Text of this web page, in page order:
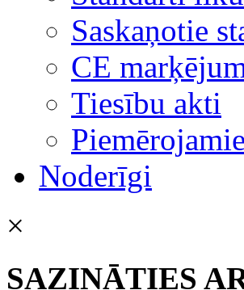
Saskaņotie
CE
Tiesību akti
Noderīgi
×
SAZINĀTIES